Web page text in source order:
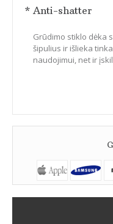
* Anti-shatter
Grūdimo stiklo dėka
šipulius ir išlieka
naudojimui, net ir